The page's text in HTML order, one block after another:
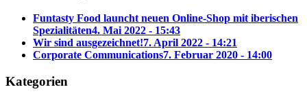
Funtasty Food launcht neuen Online-Shop mit iberischen
Spezialitäten4. Mai 2022 - 15:43
Wir sind ausgezeichnet!7. April 2022 - 14:21
Corporate Communications7. Februar 2020 - 14:00
Kategorien